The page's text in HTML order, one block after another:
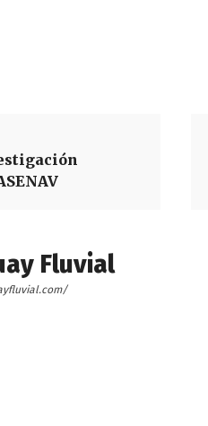
Fluvial